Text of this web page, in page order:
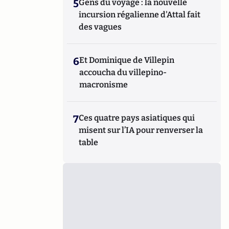
5Gens du voyage : la nouvelle
incursion régalienne d'Attal fait
des vagues
6Et Dominique de Villepin
accoucha du villepino-
macronisme
7Ces quatre pays asiatiques qui
misent sur l’IA pour renverser la
table